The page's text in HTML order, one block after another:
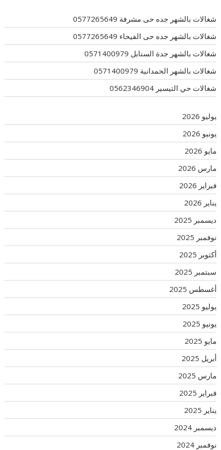
شغالات بالشهر جده حى مشرفة 0577265649
شغالات بالشهر جده حى الفيحاء 0577265649
شغالات بالشهر جدة السنابل 0571400979
شغالات بالشهر الحمدانية 0571400979
شغالات حي التيسير 0562346904
يوليو 2026
يونيو 2026
مايو 2026
مارس 2026
فبراير 2026
يناير 2026
ديسمبر 2025
نوفمبر 2025
أكتوبر 2025
سبتمبر 2025
أغسطس 2025
يوليو 2025
يونيو 2025
مايو 2025
أبريل 2025
مارس 2025
فبراير 2025
يناير 2025
ديسمبر 2024
نوفمبر 2024